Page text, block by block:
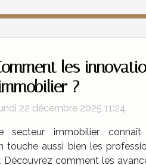
les
?
22 décembre 2025 11:24
secteur immobilier
touche aussi bien les
Découvrez comment les